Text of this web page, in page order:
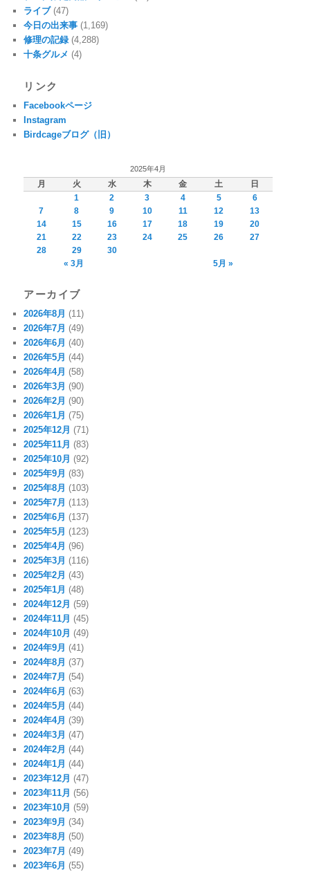
ライブ(47)
今日の出来事 (1,169)
修理の記録 (4,288)
十条グルメ (4)
リンク
Facebookページ
Instagram
Birdcageブログ（旧）
2025年4月
月 火 水 木 金 土
日
1
2 3 4 5
6
7
8 9 10 11 12
13
14
15 16 17 18 19
20
21
22 23 24 25 26
27
28
29
30
« 3月
5月 »
アーカイブ
2026年8月 (11)
2026年7月 (49)
2026年6月 (40)
2026年5月 (44)
2026年4月 (58)
2026年3月 (90)
2026年2月 (90)
2026年1月 (75)
2025年12月 (71)
2025年11月 (83)
2025年10月 (92)
2025年9月 (83)
2025年8月 (103)
2025年7月 (113)
2025年6月 (137)
2025年5月 (123)
2025年4月 (96)
2025年3月 (116)
2025年2月 (43)
2025年1月 (48)
2024年12月 (59)
2024年11月 (45)
2024年10月 (49)
2024年9月 (41)
2024年8月 (37)
2024年7月 (54)
2024年6月 (63)
2024年5月 (44)
2024年4月 (39)
2024年3月 (47)
2024年2月 (44)
2024年1月 (44)
2023年12月 (47)
2023年11月 (56)
2023年10月 (59)
2023年9月 (34)
2023年8月 (50)
2023年7月 (49)
2023年6月 (55)